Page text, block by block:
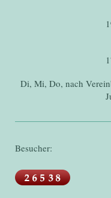
Di, Mi, Do, nach
Besucher: